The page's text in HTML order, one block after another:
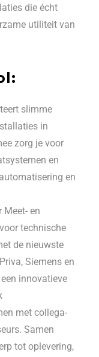
die écht
utiliteit van
slimme
in
zorg je voor
en
en
Meet- en
technische
de nieuwste
Siemens en
innovatieve
met collega-
Samen
tot oplevering,